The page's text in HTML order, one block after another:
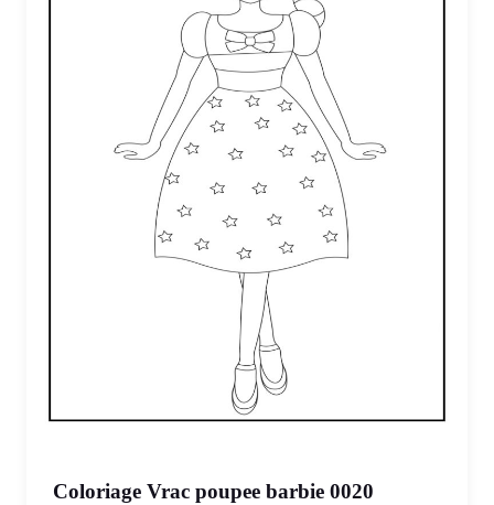
Coloriage Vrac poupee barbie 0020